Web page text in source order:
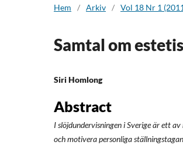
Hem / Arkiv / Vol 18 Nr 1
Samtal om
Siri Homlong
Abstract
I slöjdundervisningen i Sverige är ett
och motivera personliga